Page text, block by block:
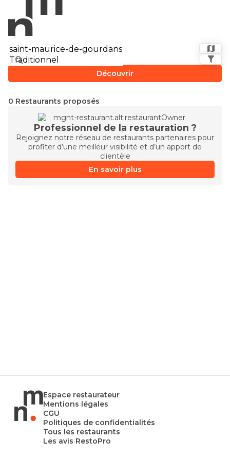
Découvrir
0 Restaurants proposés
Professionnel de la restauration ?
Rejoignez notre réseau de restaurants partenaires pour
profiter d’une meilleur visibilité et d’un apport de
clientèle
En savoir plus
Espace restaurateur
Mentions légales
CGU
Politiques de confidentialités
Tous les restaurants
Les avis RestoPro